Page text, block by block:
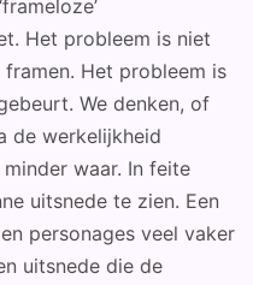
Het probleem is niet
Het probleem is
We denken, of
de werkelijkheid
waar. In feite
uitsnede te zien. Een
personages veel vaker
uitsnede die de